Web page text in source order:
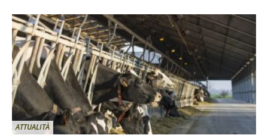
ATTUALITÀ